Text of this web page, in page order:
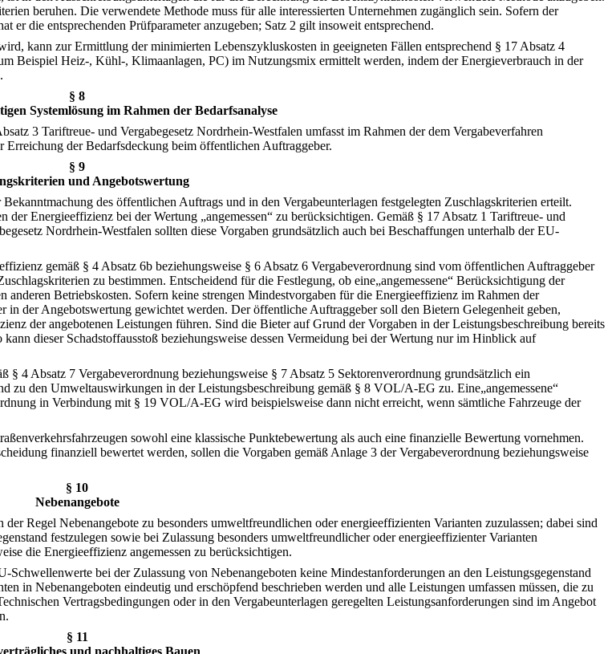
beruhen. Die verwendete Methode muss für alle interessierten Unternehmen zugänglich sein. Sofern der
die entsprechenden Prüfparameter anzugeben; Satz 2 gilt insoweit entsprechend.
kann zur Ermittlung der minimierten Lebenszykluskosten in geeigneten Fällen entsprechend § 17 Absatz 4
Beispiel Heiz-, Kühl-, Klimaanlagen, PC) im Nutzungsmix ermittelt werden, indem der Energieverbrauch in der
§ 8
Systemlösung im Rahmen der Bedarfsanalyse
3 Tariftreue- und Vergabegesetz Nordrhein-Westfalen umfasst im Rahmen der dem Vergabeverfahren
der Bedarfsdeckung beim öffentlichen Auftraggeber.
§ 9
und Angebotswertung
des öffentlichen Auftrags und in den Vergabeunterlagen festgelegten Zuschlagskriterien erteilt.
Energieeffizienz bei der Wertung „angemessen“ zu berücksichtigen. Gemäß § 17 Absatz 1 Tariftreue- und
Nordrhein-Westfalen sollten diese Vorgaben grundsätzlich auch bei Beschaffungen unterhalb der EU-
gemäß § 4 Absatz 6b beziehungsweise § 6 Absatz 6 Vergabeverordnung sind vom öffentlichen Auftraggeber
zu bestimmen. Entscheidend für die Festlegung, ob eine„angemessene“ Berücksichtigung der
Betriebskosten. Sofern keine strengen Mindestvorgaben für die Energieeffizienz im Rahmen der
der Angebotswertung gewichtet werden. Der öffentliche Auftraggeber soll den Bietern Gelegenheit geben,
der angebotenen Leistungen führen. Sind die Bieter auf Grund der Vorgaben in der Leistungsbeschreibung bereits
dieser Schadstoffausstoß beziehungsweise dessen Vermeidung bei der Wertung nur im Hinblick auf
4 Absatz 7 Vergabeverordnung beziehungsweise § 7 Absatz 5 Sektorenverordnung grundsätzlich ein
zu den Umweltauswirkungen in der Leistungsbeschreibung gemäß § 8 VOL/A-EG zu. Eine„angemessene“
in Verbindung mit § 19 VOL/A-EG wird beispielsweise dann nicht erreicht, wenn sämtliche Fahrzeuge der
sowohl eine klassische Punktebewertung als auch eine finanzielle Bewertung vornehmen.
finanziell bewertet werden, sollen die Vorgaben gemäß Anlage 3 der Vergabeverordnung beziehungsweise
§ 10
Nebenangebote
Regel Nebenangebote zu besonders umweltfreundlichen oder energieeffizienten Varianten zuzulassen; dabei sind
festzulegen sowie bei Zulassung besonders umweltfreundlicher oder energieeffizienter Varianten
die Energieeffizienz angemessen zu berücksichtigen.
bei der Zulassung von Nebenangeboten keine Mindestanforderungen an den Leistungsgegenstand
in Nebenangeboten eindeutig und erschöpfend beschrieben werden und alle Leistungen umfassen müssen, die zu
Vertragsbedingungen oder in den Vergabeunterlagen geregelten Leistungsanforderungen sind im Angebot
§ 11
und nachhaltiges Bauen